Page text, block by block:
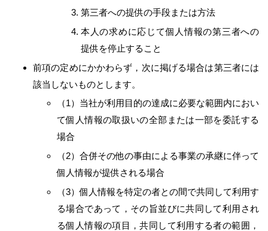
第三者への提供の手段または方法
本人の求めに応じて個人情報の第三者への
提供を停止すること
前項の定めにかかわらず，次に掲げる場合は第三者には
該当しないものとします。
（1）当社が利用目的の達成に必要な範囲内におい
て個人情報の取扱いの全部または一部を委託する
場合
（2）合併その他の事由による事業の承継に伴って
個人情報が提供される場合
（3）個人情報を特定の者との間で共同して利用す
る場合であって，その旨並びに共同して利用され
る個人情報の項目，共同して利用する者の範囲，